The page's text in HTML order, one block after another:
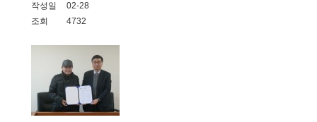
작성일
02-28
조회
4732